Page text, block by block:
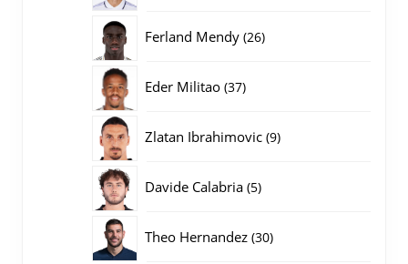
Ferland Mendy 2626
Eder Militao 3737
Zlatan Ibrahimovic 99
Davide Calabria 55
Theo Hernandez 3030